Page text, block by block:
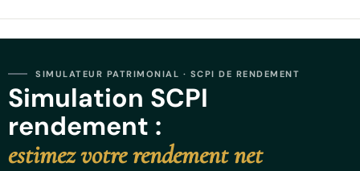
SIMULATEUR PATRIMONIAL · SCPI DE RENDEMENT
Simulation SCPI
rendement :
estimez votre rendement net